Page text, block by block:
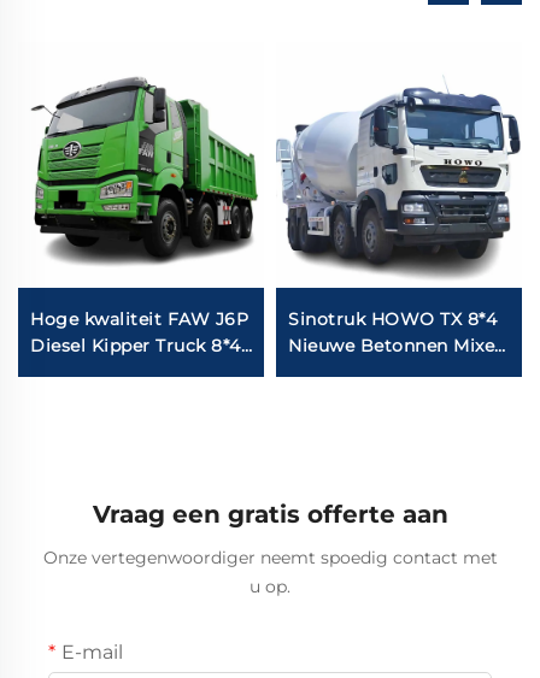
Hoge kwaliteit FAW J6P
Diesel Kipper Truck 8*4
12Wheeler 420PK
Sinotruk HOWO TX 8*4
Nieuwe Betonnen Mixer
Trucks 12m3 14m3
Vraag een gratis offerte aan
Onze vertegenwoordiger neemt spoedig contact met
u op.
E-mail